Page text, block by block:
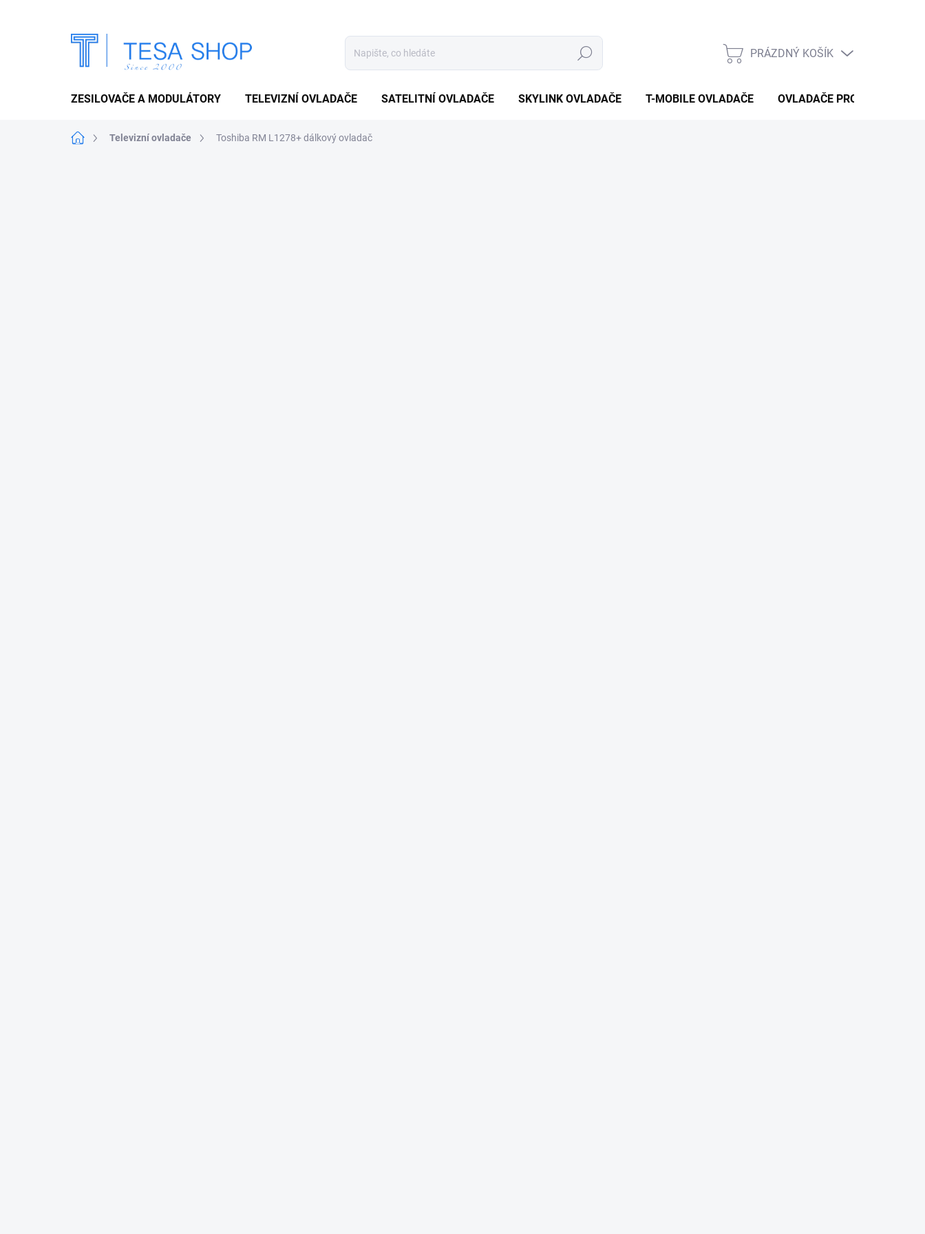
Hledat
NÁKUPNÍ
PRÁZDNÝ KOŠÍK
ZESILOVAČE A MODULÁTORY TELEVIZNÍ OVLADAČE SATELITNÍ OVLADAČE SKYLINK OVLADAČE T-MOBILE OVLADAČE OVLADAČE PRO VYSAVAČE
Domů Televizní ovladače Toshiba RM L1278+ dálkový ovladač